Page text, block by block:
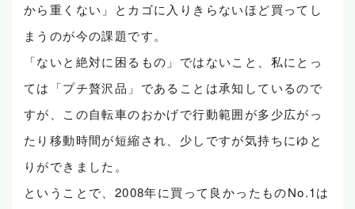
から重くない」とカゴに入りきらないほど買ってし
まうのが今の課題です。
「ないと絶対に困るもの」ではないこと、私にとっ
ては「プチ贅沢品」であることは承知しているので
すが、この自転車のおかげで行動範囲が多少広がっ
たり移動時間が短縮され、少しですが気持ちにゆと
りができました。
ということで、2008年に買って良かったものNo.1は